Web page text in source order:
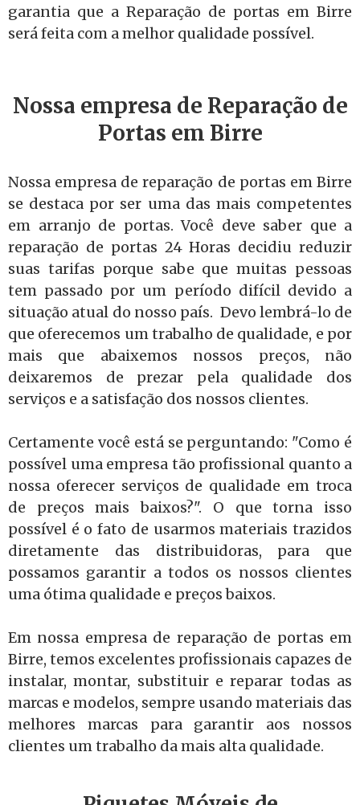
garantia que a Reparação de portas em Birre
será feita com a melhor qualidade possível.
Nossa empresa de Reparação de
Portas em Birre
Nossa empresa de reparação de portas em Birre
se destaca por ser uma das mais competentes
em arranjo de portas. Você deve saber que a
reparação de portas 24 Horas decidiu reduzir
suas tarifas porque sabe que muitas pessoas
tem passado por um período difícil devido a
situação atual do nosso país. Devo lembrá-lo de
que oferecemos um trabalho de qualidade, e por
mais que abaixemos nossos preços, não
deixaremos de prezar pela qualidade dos
serviços e a satisfação dos nossos clientes.
Certamente você está se perguntando: "Como é
possível uma empresa tão profissional quanto a
nossa oferecer serviços de qualidade em troca
de preços mais baixos?". O que torna isso
possível é o fato de usarmos materiais trazidos
diretamente das distribuidoras, para que
possamos garantir a todos os nossos clientes
uma ótima qualidade e preços baixos.
Em nossa empresa de reparação de portas em
Birre, temos excelentes profissionais capazes de
instalar, montar, substituir e reparar todas as
marcas e modelos, sempre usando materiais das
melhores marcas para garantir aos nossos
clientes um trabalho da mais alta qualidade.